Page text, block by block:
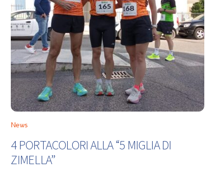
News
4 PORTACOLORI ALLA “5 MIGLIA DI
ZIMELLA”